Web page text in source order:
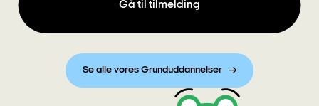
Gå til tilmelding
Se alle vores Grunduddannelser